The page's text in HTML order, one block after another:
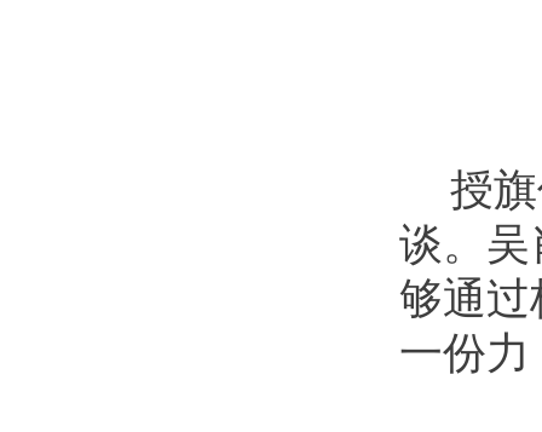
授
谈。吴
够通过
一份